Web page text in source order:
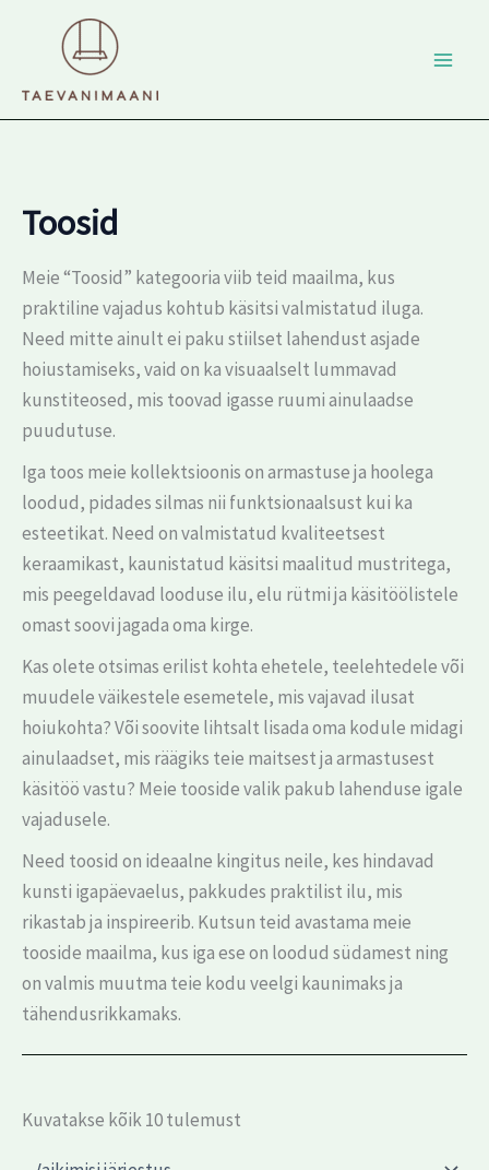
Toosid
Meie “Toosid” kategooria viib teid maailma, kus
praktiline vajadus kohtub käsitsi valmistatud iluga.
Need mitte ainult ei paku stiilset lahendust asjade
hoiustamiseks, vaid on ka visuaalselt lummavad
kunstiteosed, mis toovad igasse ruumi ainulaadse
puudutuse.
Iga toos meie kollektsioonis on armastuse ja hoolega
loodud, pidades silmas nii funktsionaalsust kui ka
esteetikat. Need on valmistatud kvaliteetsest
keraamikast, kaunistatud käsitsi maalitud mustritega,
mis peegeldavad looduse ilu, elu rütmi ja käsitöölistele
omast soovi jagada oma kirge.
Kas olete otsimas erilist kohta ehetele, teelehtedele või
muudele väikestele esemetele, mis vajavad ilusat
hoiukohta? Või soovite lihtsalt lisada oma kodule midagi
ainulaadset, mis räägiks teie maitsest ja armastusest
käsitöö vastu? Meie tooside valik pakub lahenduse igale
vajadusele.
Need toosid on ideaalne kingitus neile, kes hindavad
kunsti igapäevaelus, pakkudes praktilist ilu, mis
rikastab ja inspireerib. Kutsun teid avastama meie
tooside maailma, kus iga ese on loodud südamest ning
on valmis muutma teie kodu veelgi kaunimaks ja
tähendusrikkamaks.
Kuvatakse kõik 10 tulemust